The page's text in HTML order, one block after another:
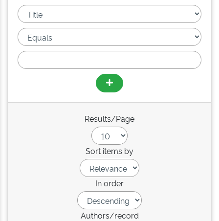
Results/Page
Sort items by
In order
Authors/record